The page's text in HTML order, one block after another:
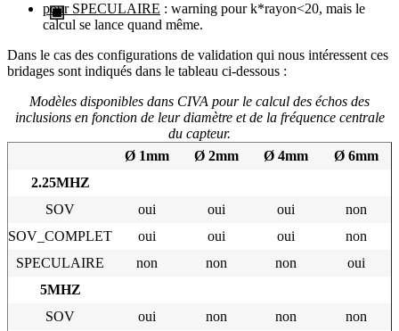
pour SPECULAIRE : warning pour k*rayon<20, mais le
calcul se lance quand même.
Dans le cas des configurations de validation qui nous intéressent ces
bridages sont indiqués dans le tableau ci-dessous :
Modèles disponibles dans CIVA pour le calcul des échos des
inclusions en fonction de leur diamètre et de la fréquence centrale
du capteur.
Ø 1mm
Ø 2mm Ø 4mm
Ø 6mm
2.25MHZ
SOV
oui oui oui
non
SOV_COMPLET
oui oui oui
non
SPECULAIRE
non non non
oui
5MHZ
SOV
oui non non
non